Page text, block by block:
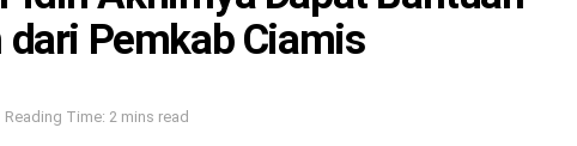
Pemkab Ciamis
Reading Time: 2 mins read